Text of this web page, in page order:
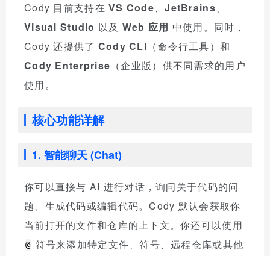
Cody 目前支持在VS Code、JetBrains、
Visual Studio 以及 Web 应用 中使用。同时，
Cody 还提供了 Cody CLI （命令行工具）和
Cody Enterprise （企业版）供不同需求的用户
使用。
核心功能详解
1. 智能聊天 (Chat)
你可以直接与 AI 进行对话，询问关于代码的问
题、生成代码或编辑代码。Cody 默认会获取你
当前打开的文件和仓库的上下文。你还可以使用
@ 符号来添加特定文件、符号、远程仓库或其他